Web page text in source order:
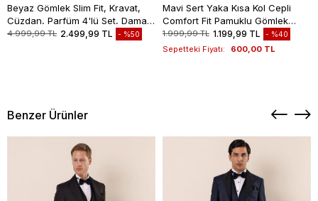
Beyaz Gömlek Slim Fit, Kravat,
Cüzdan, Parfüm 4'lü Set, Damat
Bohçası, Hediye Seti, Düğün Set
4.999,99 TL 2.499,99 TL %50
Mavi Sert Yaka Kısa Kol Cepli
Comfort Fit Pamuklu Gömlek
1004260258
1.999,99 TL 1.199,99 TL %40
Sepetteki Fiyatı: 600,00 TL
Benzer Ürünler